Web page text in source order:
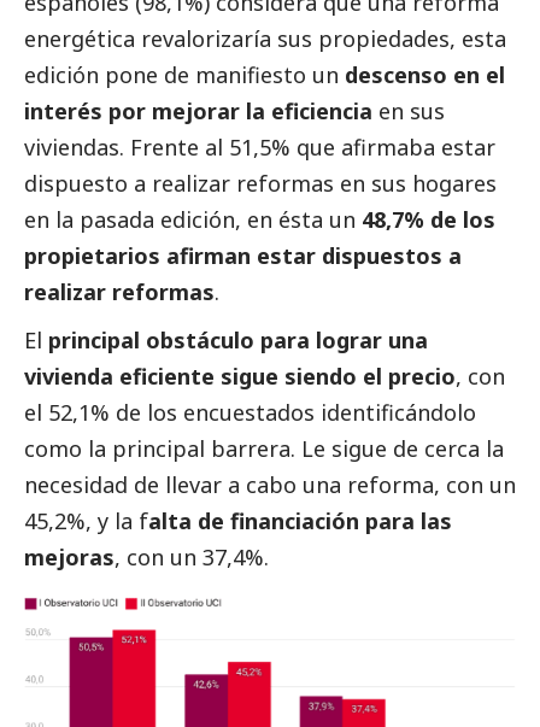
energética revalorizaría sus propiedades, esta
edición pone de manifiesto un descenso en el
interés por mejorar la eficiencia en sus
viviendas. Frente al 51,5% que afirmaba estar
dispuesto a realizar reformas en sus hogares
en la pasada edición, en ésta un 48,7% de los
propietarios afirman estar dispuestos a
realizar reformas.
El principal obstáculo para lograr una
vivienda eficiente sigue siendo el precio, con
el 52,1% de los encuestados identificándolo
como la principal barrera. Le sigue de cerca la
necesidad de llevar a cabo una reforma, con un
45,2%, y la falta de financiación para las
mejoras, con un 37,4%.